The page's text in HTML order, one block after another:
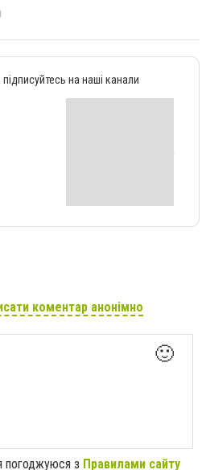
на наші канали
коментар анонімно
🙂
погоджуюся з Правилами сайту